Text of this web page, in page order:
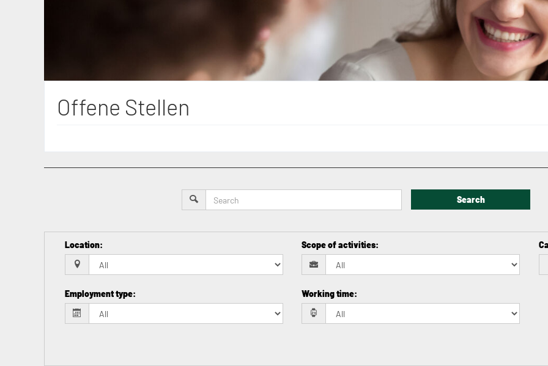
Offene Stellen
Search
Location: Scope of activities:
Employment type: Working time: